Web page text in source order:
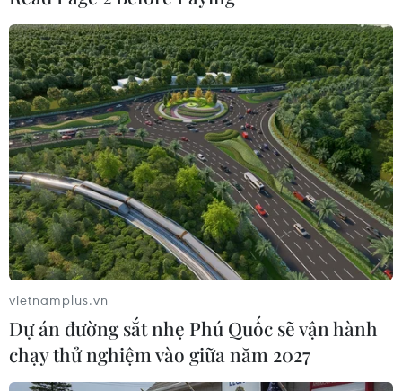
được chiếu.
Hồi năm ngoái, Chính phủ Trung Quốc đã triển
khai chiến dịch quy mô lớn chống bắt nạt học
đường tại các trường tiểu học và trung học./.
(TTXVN/Vietnam+)
vietnamplus.vn
Dự án đường sắt nhẹ Phú Quốc sẽ vận hành
chạy thử nghiệm vào giữa năm 2027